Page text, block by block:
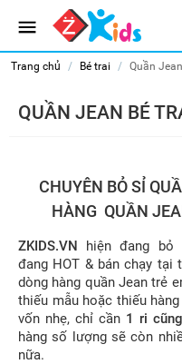
Trang chủ / Bé trai / Quần
QUẦN JEAN BÉ
CHUYÊN BỎ SỈ
HÀNG QUẦN
ZKIDS.VN hiện đang bỏ
đang HOT & bán chạy
dòng hàng quần Jean trẻ
thiếu mẫu hoặc thiếu
vốn nhẹ, chỉ cần 1 ri
hàng số lượng sẽ còn
nữa.